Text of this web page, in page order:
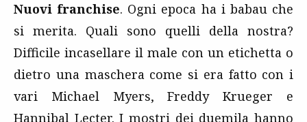
Nuovi franchise. Ogni epoca ha i babau che
si merita. Quali sono quelli della nostra?
Difficile incasellare il male con un etichetta o
dietro una maschera come si era fatto con i
vari Michael Myers, Freddy Krueger e
Hannibal Lecter. I mostri dei duemila hanno